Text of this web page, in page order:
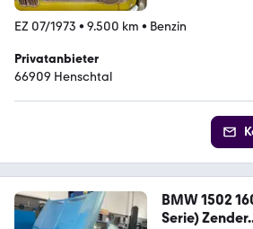
EZ 07/1973 • 9.500 km • Benzin
Privatanbieter
66909 Henschtal
BMW 1502
Serie)